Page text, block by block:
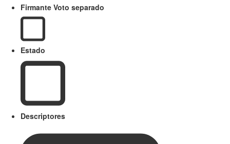
Firmante Voto separado
Estado
Descriptores